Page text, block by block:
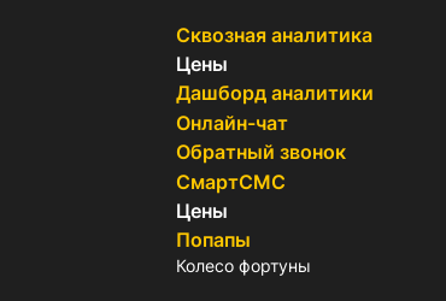
Сквозная аналитика
Цены
Дашборд аналитики
Онлайн-чат
Обратный звонок
СмартСМС
Цены
Попапы
Колесо фортуны